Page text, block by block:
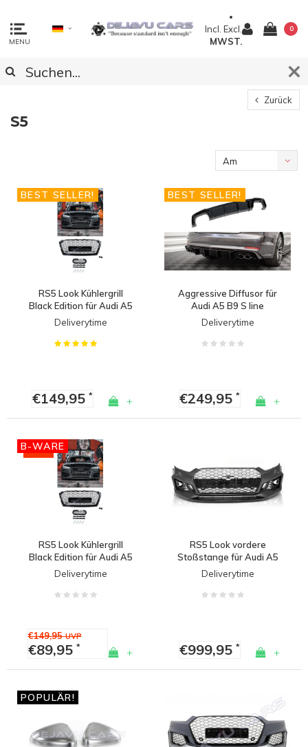
MENU
Incl. Excl.
MWST.
0
Zurück
S5
Am
angesehen
BEST SELLER!
RS5 Look Kühlergrill
Black Edition für Audi A5
B9 / S line / S5
Deliverytime
€149,95* +
BEST SELLER!
Aggressive Diffusor für
Audi A5 B9 S line
Sportback / Coupe
Deliverytime
€249,95* +
-40%
B-WARE
RS5 Look Kühlergrill
Black Edition für Audi A5
B9 - (B-WARE)
Deliverytime
€149,95UVP
€89,95 * +
RS5 Look vordere
Stoßstange für Audi A5
B9 F5
Deliverytime
€999,95* +
POPULÄR!